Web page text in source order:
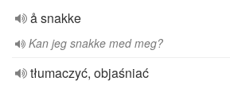
å snakke
Kan jeg snakke med meg?
tłumaczyć, objaśniać